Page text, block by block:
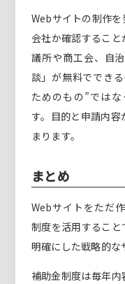
Webサイトの制作
会社か確認するこ
議所や商工会、自
談」が無料ででき
ためのもの”では
す。目的と申請内
まります。
まとめ
Webサイトをただ
制度を活用するこ
明確にした戦略的な
補助金制度は毎年